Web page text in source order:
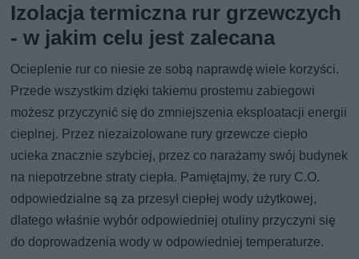
Izolacja termiczna rur grzewczych
- w jakim celu jest zalecana
Ocieplenie rur co niesie ze sobą naprawdę wiele korzyści.
Przede wszystkim dzięki takiemu prostemu zabiegowi
możesz przyczynić się do zmniejszenia eksploatacji energii
cieplnej. Przez niezaizolowane rury grzewcze ciepło
ucieka znacznie szybciej, przez co narażamy swój budynek
na niepotrzebne straty ciepła. Pamiętajmy, że rury C.O.
odpowiedzialne są za przesył ciepłej wody użytkowej,
dlatego właśnie wybór odpowiedniej otuliny przyczyni się
do doprowadzenia wody w odpowiedniej temperaturze.